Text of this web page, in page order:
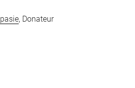
, Donateur